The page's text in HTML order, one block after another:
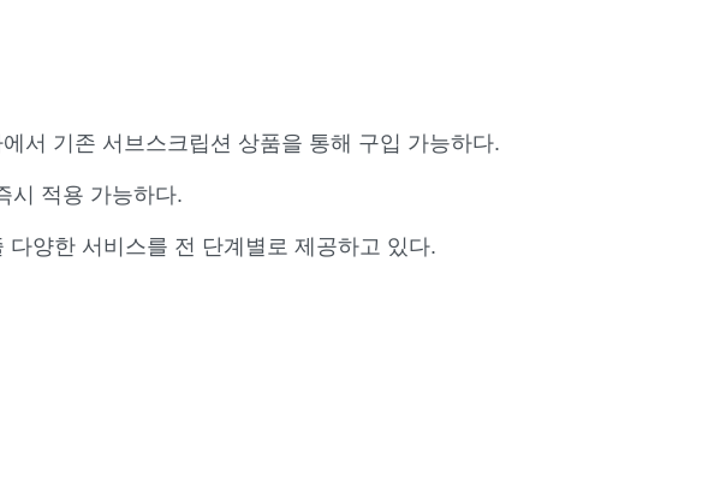
서 기존 서브스크립션 상품을 통해 구입 가능하다.
시 적용 가능하다.
양한 서비스를 전 단계별로 제공하고 있다.